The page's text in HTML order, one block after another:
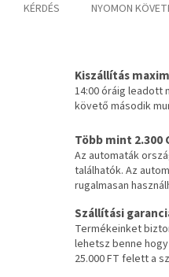
KÉRDÉS NYOMON
Kiszállítás
14:00 óráig
követő második
Több mint 2.300
Az automaták
találhatók. Az
rugalmasan
Szállítási
Termékeinket
lehetsz benne
25.000 FT felett a